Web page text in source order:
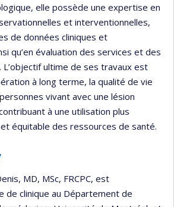
elle possède une expertise en
et interventionnelles,
de données cliniques et
qu’en évaluation des services et des
ultime de ses travaux est
à long terme, la qualité de vie
vivant avec une lésion
à une utilisation plus
équitable des ressources de santé.
MD, MSc, FRCPC, est
de clinique au Département de